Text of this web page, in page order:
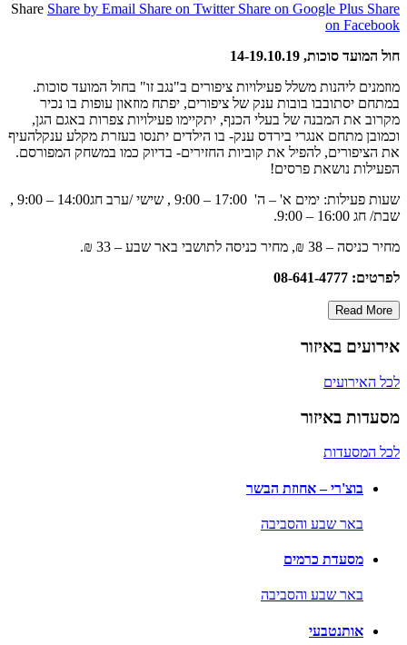
Share Share by Email Share on Twitter Share on Google Plus Share
on Facebook
חול המועד סוכות, 14-19.10.19
מוזמנים ליהנות משלל פעילויות ציפורים ב"נגב זו" בחול המועד סוכות.
במתחם יסתובבו בובות ענק של ציפורים, יפתח מוזאון עופות בו נכיר
מקרוב את המבנה של בעלי הכנף, יתקיימו פעילויות צפרות באגם הגן,
וכמובן מתחם אנגרי בירדס ענק- בו הילדים יתנסו בעזרת מקלע ענקלהעיף
את הציפורים, להפיל את קוביות החזירים- בדיוק כמו במשחק המפורסם.
הפעילות נושאת פרסים!
שעות פעילות: ימים א' – ה' 17:00 – 9:00 , שישי /ערב חג14:00 – 9:00 ,
שבת/ חג 16:00 – 9:00.
מחיר כניסה – 38 ₪, מחיר כניסה לתושבי באר שבע – 33 ₪.
לפרטים: 08-641-4777
Read More
אירועים באיזור
לכל האירועים
מסעדות באיזור
לכל המסעדות
בוצ'רי – אחוזת הבשר
באר שבע והסביבה
מסעדת כרמים
באר שבע והסביבה
אותנטבעי